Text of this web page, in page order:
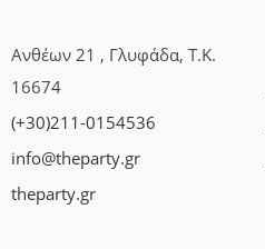
Ανθέων 21 , Γλυφάδα, Τ.Κ.
16674
(+30)211-0154536
info@theparty.gr
theparty.gr